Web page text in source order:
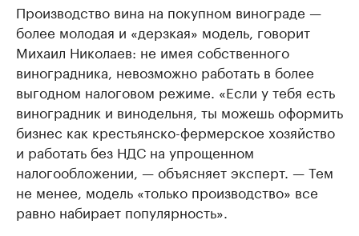
Производство вина на покупном винограде —
более молодая и «дерзкая» модель, говорит
Михаил Николаев: не имея собственного
виноградника, невозможно работать в более
выгодном налоговом режиме. «Если у тебя есть
виноградник и винодельня, ты можешь оформить
бизнес как крестьянско-фермерское хозяйство
и работать без НДС на упрощенном
налогообложении, — объясняет эксперт. — Тем
не менее, модель «только производство» все
равно набирает популярность».